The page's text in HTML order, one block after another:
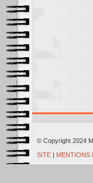
© Copyright
SITE | MENTIONS